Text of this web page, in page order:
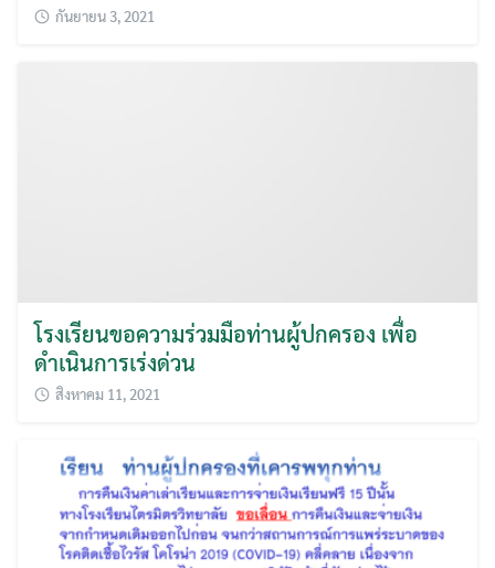
กันยายน 3, 2021
โรงเรียนขอความร่วมมือท่านผู้ปกครอง เพื่อ
ดำเนินการเร่งด่วน
สิงหาคม 11, 2021